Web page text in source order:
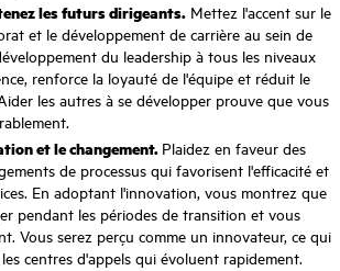
les futurs dirigeants. Mettez l'accent sur le
et le développement de carrière au sein de
du leadership à tous les niveaux
renforce la loyauté de l'équipe et réduit le
les autres à se développer prouve que vous
et le changement. Plaidez en faveur des
de processus qui favorisent l'efficacité et
En adoptant l'innovation, vous montrez que
pendant les périodes de transition et vous
Vous serez perçu comme un innovateur, ce qui
centres d'appels qui évoluent rapidement.